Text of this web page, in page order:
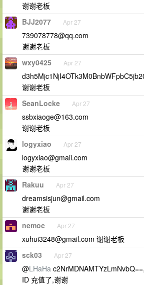
谢谢老板
BJJ2077 Apr 27
739078778@qq.com
谢谢老板
wxy0425 Apr 27
谢谢老板
SeanLocke Apr 27
ssbxiaoge@163.com
谢谢老板
logyxiao Apr 27
logyxiao@gmail.com
谢谢老板
Rakuu Apr 27
dreamsisjun@gmail.com
谢谢老板
nemoc Apr 27
xuhui3248@gmail.com 谢谢老板
sck03 Apr 27
@LHaHa
ID 充值了,谢谢